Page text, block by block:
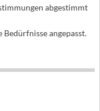
abgestimmt
angepasst.